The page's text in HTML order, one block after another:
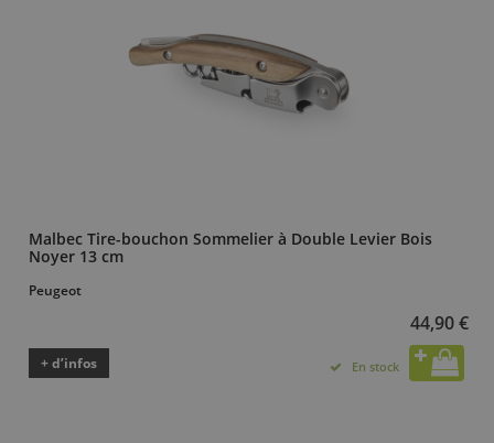
Malbec Tire-bouchon Sommelier à Double Levier Bois
Noyer 13 cm
Peugeot
44,90 €
+ d’infos En stock